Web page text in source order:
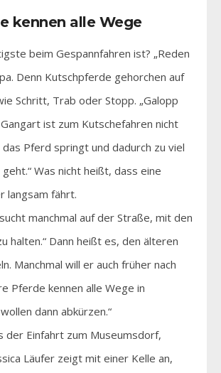
kennen alle Wege
beim Gespannfahren ist? „Reden
Denn Kutschpferde gehorchen auf
Schritt, Trab oder Stopp. „Galopp
ist zum Kutschefahren nicht
Pferd springt und dadurch zu viel
Was nicht heißt, dass eine
langsam fährt.
manchmal auf der Straße, mit den
halten.“ Dann heißt es, den älteren
Manchmal will er auch früher nach
Pferde kennen alle Wege in
dann abkürzen.“
der Einfahrt zum Museumsdorf,
Läufer zeigt mit einer Kelle an,